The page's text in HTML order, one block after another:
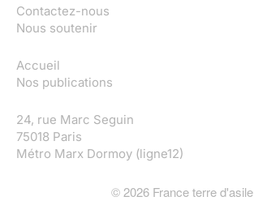
Contactez-nous
Nous soutenir
Accueil
Nos publications
24, rue Marc Seguin
75018 Paris
Métro Marx Dormoy (ligne12)
© 2026France terre d'asile